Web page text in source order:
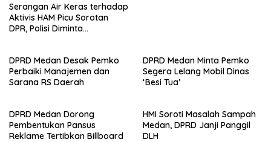
Serangan Air Keras terhadap
Aktivis HAM Picu Sorotan
DPR, Polisi Diminta
DPRD Medan Desak Pemko
Perbaiki Manajemen dan
Sarana RS Daerah
DPRD Medan Minta Pemko
Segera Lelang Mobil Dinas
‘Besi Tua’
DPRD Medan Dorong
Pembentukan Pansus
Reklame Tertibkan Billboard
HMI Soroti Masalah Sampah
Medan, DPRD Janji Panggil
DLH